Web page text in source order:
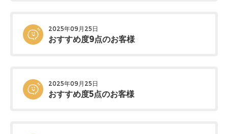
2025年09月25日
おすすめ度9点のお客様
2025年09月25日
おすすめ度5点のお客様